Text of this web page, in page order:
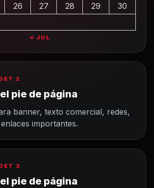
26 27 28 29
30
« JUL
2
pie de página
banner, texto comercial, redes,
importantes.
3
pie de página